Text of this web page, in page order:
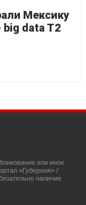
Мексику
data T2
или иное
«Губерния» /
наличие